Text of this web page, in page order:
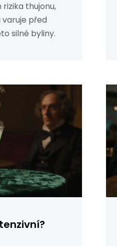
thujonu,
před
silné byliny.